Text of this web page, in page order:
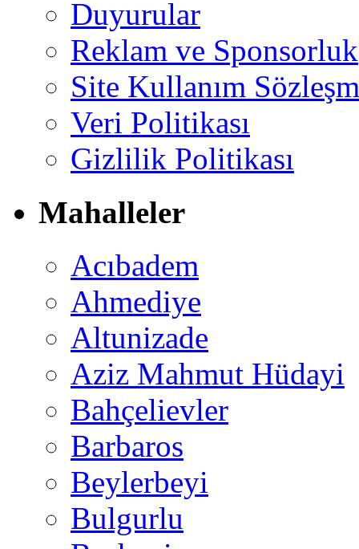
Duyurular
Reklam ve Sponsorluk
Site Kullanım
Veri Politikası
Gizlilik Politikası
Mahalleler
Acıbadem
Ahmediye
Altunizade
Aziz Mahmut Hüdayi
Bahçelievler
Barbaros
Beylerbeyi
Bulgurlu